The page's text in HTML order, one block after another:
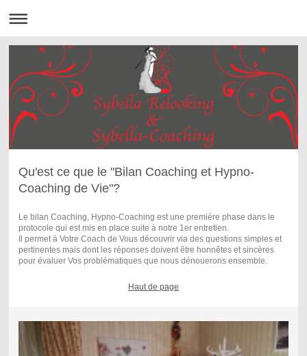
Qu'est ce que le "Bilan Coaching et Hypno-
Coaching de Vie"?
Le bilan Coaching, Hypno-Coaching est une première phase dans le
protocole qui est mis en place suite à notre 1er entretien.
Il permet à Votre Coach de Vous découvrir via des questions simples et
pertinentes mais dont les réponses doivent être honnêtes et sincères
pour évaluer Vos problématiques que nous dénouerons ensemble.
Haut de page